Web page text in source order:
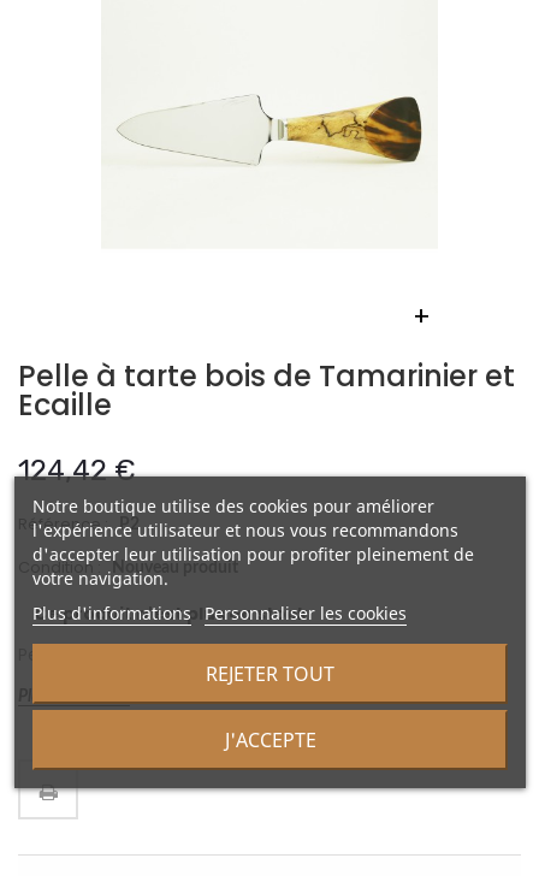
+
Pelle à tarte bois de Tamarinier et
Ecaille
124,42 €
Référence : P2
Condition :
Ce produit n'est plus en stock
Notre boutique utilise des cookies pour améliorer
l'expérience utilisateur et nous vous recommandons
d'accepter leur utilisation pour profiter pleinement de
votre navigation.
Plus d'informations
Personnaliser les cookies
REJETER TOUT
J'ACCEPTE